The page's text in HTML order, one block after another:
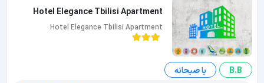
Hotel Elegance Tbilisi Apartment
Hotel Elegance Tbilisi Apartment
B.B
با صبحانه